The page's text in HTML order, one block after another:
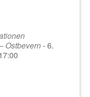
Ostbevern- 6.